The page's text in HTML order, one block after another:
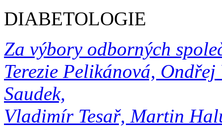
DIABETOLOGIE
Za výbory odborných
Terezie Pelikánová,
Saudek,
Vladimír Tesař, Martin